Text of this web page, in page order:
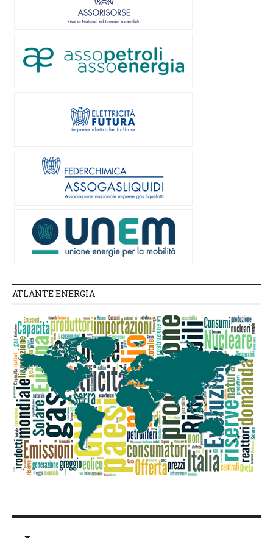
ATLANTE ENERGIA